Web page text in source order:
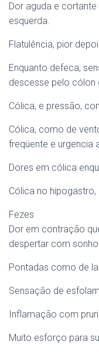
Dor aguda e
esquerda.
Flatulência, pior
Enquanto defeca,
descesse pelo cólon
Cólica, e pressão,
Cólica, como de
freqüente e urgencia
Dores em cólica
Cólica no
Fezes
Dor em contração
despertar com
Pontadas como de
Sensação de
Inflamação com
Muito esforço para